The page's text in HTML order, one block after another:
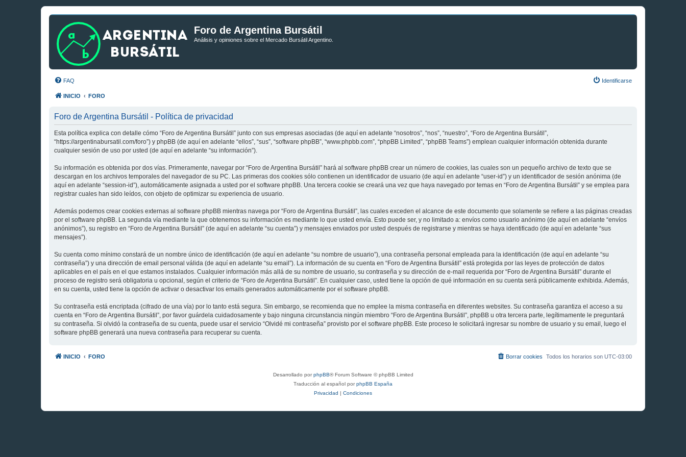
Foro de Argentina Bursátil
Análisis y opiniones sobre el Mercado Bursátil Argentino.
FAQ Identificarse
INICIO FORO
Foro de Argentina Bursátil - Política de privacidad
Esta política explica con detalle cómo “Foro de Argentina Bursátil” junto con sus empresas asociadas (de aquí en adelante “nosotros”, “nos”, “nuestro”, “Foro de Argentina Bursátil”,
“https://argentinabursatil.com/foro”) y phpBB (de aquí en adelante “ellos”, “sus”, “software phpBB”, “www.phpbb.com”, “phpBB Limited”, “phpBB Teams”) emplean cualquier información obtenida durante
cualquier sesión de uso por usted (de aquí en adelante “su información”).
Su información es obtenida por dos vías. Primeramente, navegar por “Foro de Argentina Bursátil” hará al software phpBB crear un número de cookies, las cuales son un pequeño archivo de texto que se
descargan en los archivos temporales del navegador de su PC. Las primeras dos cookies sólo contienen un identificador de usuario (de aquí en adelante “user-id”) y un identificador de sesión anónima (de
aquí en adelante “session-id”), automáticamente asignada a usted por el software phpBB. Una tercera cookie se creará una vez que haya navegado por temas en “Foro de Argentina Bursátil” y se emplea para
registrar cuales han sido leídos, con objeto de optimizar su experiencia de usuario.
Además podemos crear cookies externas al software phpBB mientras navega por “Foro de Argentina Bursátil”, las cuales exceden el alcance de este documento que solamente se refiere a las páginas creadas
por el software phpBB. La segunda vía mediante la que obtenemos su información es mediante lo que usted envía. Esto puede ser, y no limitado a: envíos como usuario anónimo (de aquí en adelante “envíos
anónimos”), su registro en “Foro de Argentina Bursátil” (de aquí en adelante “su cuenta”) y mensajes enviados por usted después de registrarse y mientras se haya identificado (de aquí en adelante “sus
mensajes”).
Su cuenta como mínimo constará de un nombre único de identificación (de aquí en adelante “su nombre de usuario”), una contraseña personal empleada para la identificación (de aquí en adelante “su
contraseña”) y una dirección de email personal válida (de aquí en adelante “su email”). La información de su cuenta en “Foro de Argentina Bursátil” está protegida por las leyes de protección de datos
aplicables en el país en el que estamos instalados. Cualquier información más allá de su nombre de usuario, su contraseña y su dirección de e-mail requerida por “Foro de Argentina Bursátil” durante el
proceso de registro será obligatoria u opcional, según el criterio de “Foro de Argentina Bursátil”. En cualquier caso, usted tiene la opción de qué información en su cuenta será públicamente exhibida. Además,
en su cuenta, usted tiene la opción de activar o desactivar los emails generados automáticamente por el software phpBB.
Su contraseña está encriptada (cifrado de una vía) por lo tanto está segura. Sin embargo, se recomienda que no emplee la misma contraseña en diferentes websites. Su contraseña garantiza el acceso a su
cuenta en “Foro de Argentina Bursátil”, por favor guárdela cuidadosamente y bajo ninguna circunstancia ningún miembro “Foro de Argentina Bursátil”, phpBB u otra tercera parte, legítimamente le preguntará
su contraseña. Si olvidó la contraseña de su cuenta, puede usar el servicio “Olvidé mi contraseña” provisto por el software phpBB. Este proceso le solicitará ingresar su nombre de usuario y su email, luego el
software phpBB generará una nueva contraseña para recuperar su cuenta.
INICIO FORO Todos los horarios son UTC-03:00
Borrar cookies
Desarrollado porphpBB® Forum Software © phpBB Limited
Traducción al español porphpBB España
Privacidad | Condiciones